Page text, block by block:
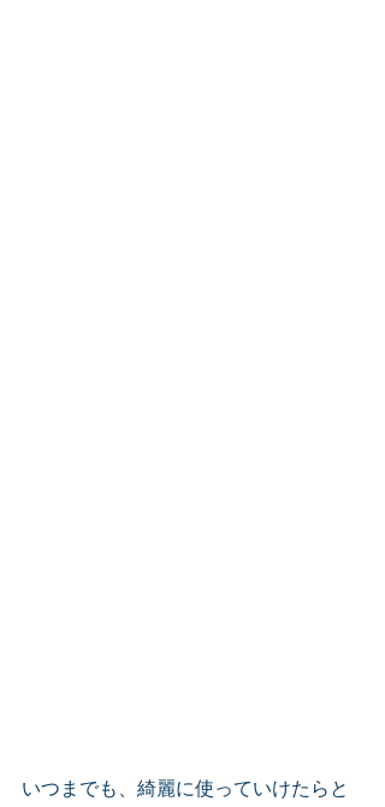
いつまでも、綺麗に使っていけたらと